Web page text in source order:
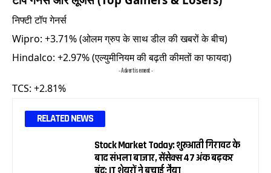
निफ्टी टॉप गेनर्स
Wipro: +3.71% (ओलम ग्रुप के साथ डील की खबरों के बीच)
Hindalco: +2.97% (एल्युमीनियम की बढ़ती कीमतों का फायदा)
- Advertisement -
TCS: +2.81%
RELATED NEWS
Stock Market Today: शुरुआती गिरावट के
बाद संभला बाजार, सेंसेक्स 47 अंक बढ़कर